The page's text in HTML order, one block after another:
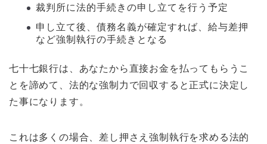
裁判所に法的手続きの申し立てを行う予定
申し立て後、債務名義が確定すれば、給与差押
など強制執行の手続きとなる
七十七銀行は、あなたから直接お金を払ってもらうこ
とを諦めて、法的な強制力で回収すると正式に決定し
た事になります。
これは多くの場合、差し押さえ強制執行を求める法的